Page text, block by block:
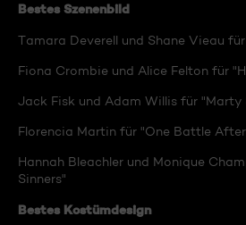
Bestes Szenenbild
Tamara Deverell und Shane Vieau
Fiona Crombie und Alice Felton für
Jack Fisk und Adam Willis für "Marty
Florencia Martin für "One Battle
Hannah Bleachler und Monique
Sinners"
Bestes Kostümdesign